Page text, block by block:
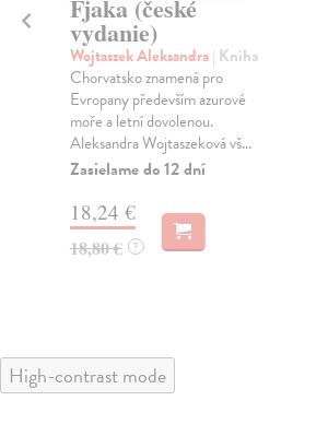
Fjaka (české
vydanie)
Wojtaszek Aleksandra| Kniha
Chorvatsko znamená pro
Evropany především azurové
moře a letní dovolenou.
Aleksandra Wojtaszeková vš...
Zasielame do 12 dní
18,24 €
18,80 € ?
High-contrast mode